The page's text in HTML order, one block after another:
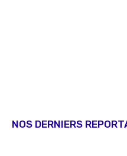
NOS DERNIERS